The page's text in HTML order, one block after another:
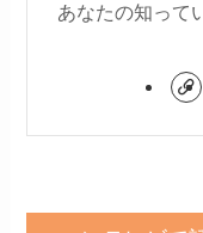
あなたの知って